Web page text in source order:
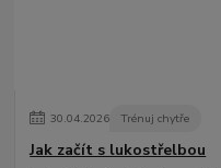
30.04.2026 Trénuj chytře
Jak začít s lukostřelbou